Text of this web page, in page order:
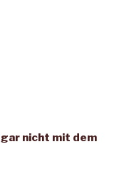
nicht mit dem